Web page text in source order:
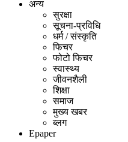
अन्य
सुरक्षा
सूचना-प्रविधि
धर्म / संस्कृति
फिचर
फोटो फिचर
स्वास्थ्य
जीवनशैली
शिक्षा
समाज
मुख्य खबर
ब्लग
Epaper